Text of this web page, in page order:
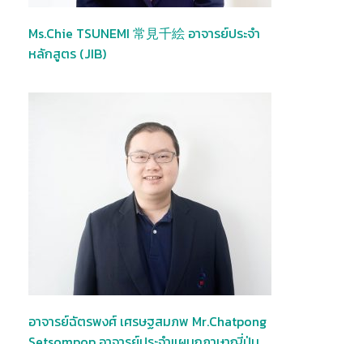
Ms.Chie TSUNEMI 常見千絵 อาจารย์ประจำ
หลักสูตร (JIB)
อาจารย์ฉัตรพงศ์ เศรษฐสมภพ Mr.Chatpong